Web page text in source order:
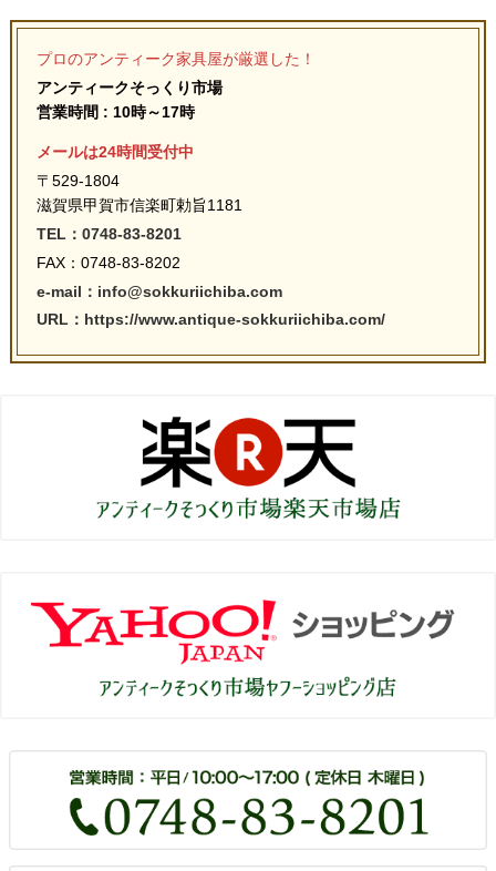
プロのアンティーク家具屋が厳選した！
アンティークそっくり市場
営業時間 : 10時～17時
メールは24時間受付中
〒529-1804
滋賀県甲賀市信楽町勅旨1181
TEL：0748-83-8201
FAX：0748-83-8202
e-mail：info@sokkuriichiba.com
URL：https://www.antique-sokkuriichiba.com/